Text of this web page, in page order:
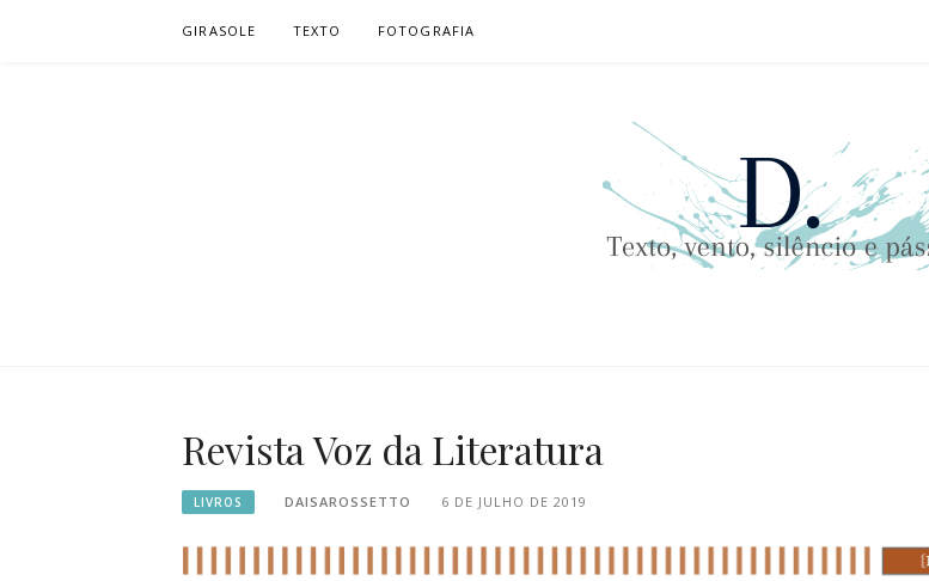
GIRASOLE TEXTO FOTOGRAFIA
Revista Voz da Literatura
LIVROS DAISAROSSETTO 6 DE JULHO DE 2019